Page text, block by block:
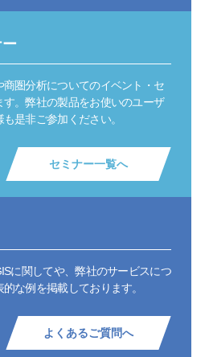
圏分析についてのイベント・セ
す。弊社の製品をお使いのユーザ
是非ご参加ください。
セミナー一覧へ
に関してや、弊社のサービスにつ
な例を掲載しております。
よくあるご質問へ